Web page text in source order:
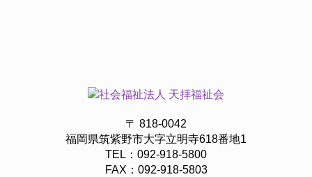
〒 818-0042
福岡県筑紫野市大字立明寺618番地1
TEL：092-918-5800
FAX：092-918-5803